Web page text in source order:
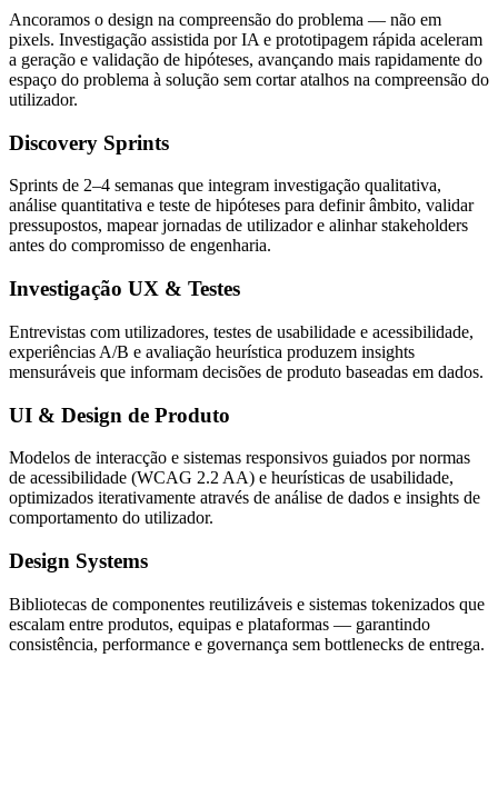
Ancoramos o design na compreensão do problema — não em
pixels. Investigação assistida por IA e prototipagem rápida aceleram
a geração e validação de hipóteses, avançando mais rapidamente do
espaço do problema à solução sem cortar atalhos na compreensão do
utilizador.
Discovery Sprints
Sprints de 2–4 semanas que integram investigação qualitativa,
análise quantitativa e teste de hipóteses para definir âmbito, validar
pressupostos, mapear jornadas de utilizador e alinhar stakeholders
antes do compromisso de engenharia.
Investigação UX & Testes
Entrevistas com utilizadores, testes de usabilidade e acessibilidade,
experiências A/B e avaliação heurística produzem insights
mensuráveis que informam decisões de produto baseadas em dados.
UI & Design de Produto
Modelos de interacção e sistemas responsivos guiados por normas
de acessibilidade (WCAG 2.2 AA) e heurísticas de usabilidade,
optimizados iterativamente através de análise de dados e insights de
comportamento do utilizador.
Design Systems
Bibliotecas de componentes reutilizáveis e sistemas tokenizados que
escalam entre produtos, equipas e plataformas — garantindo
consistência, performance e governança sem bottlenecks de entrega.